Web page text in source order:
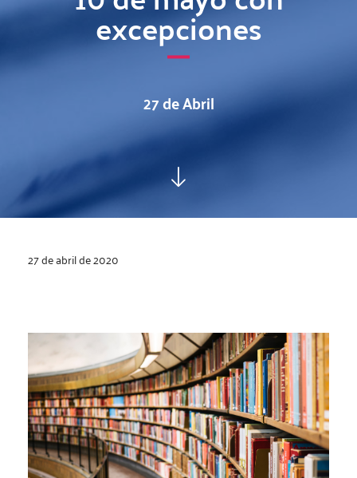
excepciones
27 de Abril
27 de abril de 2020